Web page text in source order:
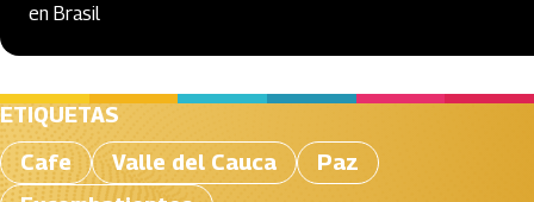
en Brasil
ETIQUETAS
Cafe
Valle del Cauca
Paz